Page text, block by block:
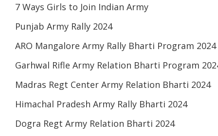
7 Ways Girls to Join Indian Army
Punjab Army Rally 2024
ARO Mangalore Army Rally Bharti Program 2024
Garhwal Rifle Army Relation Bharti Program
Madras Regt Center Army Relation Bharti 2024
Himachal Pradesh Army Rally Bharti 2024
Dogra Regt Army Relation Bharti 2024